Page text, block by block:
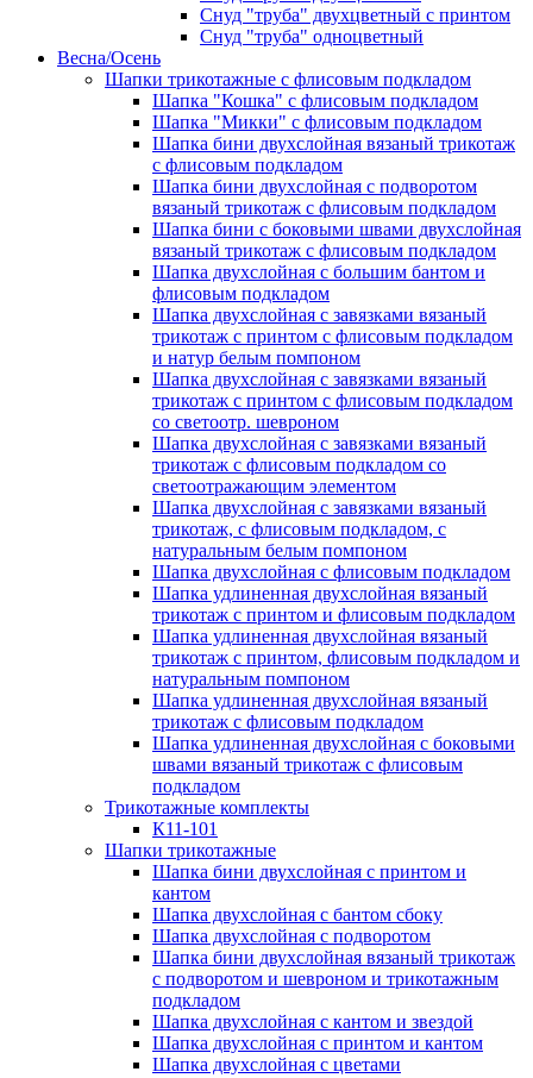
Снуд "труба" двухцветный с принтом
Снуд "труба" одноцветный
Весна/Осень
Шапки трикотажные с флисовым подкладом
Шапка "Кошка" с флисовым подкладом
Шапка "Микки" с флисовым подкладом
Шапка бини двухслойная вязаный трикотаж
с флисовым подкладом
Шапка бини двухслойная с подворотом
вязаный трикотаж с флисовым подкладом
Шапка бини с боковыми швами двухслойная
вязаный трикотаж с флисовым подкладом
Шапка двухслойная с большим бантом и
флисовым подкладом
Шапка двухслойная с завязками вязаный
трикотаж с принтом с флисовым подкладом
и натур белым помпоном
Шапка двухслойная с завязками вязаный
трикотаж с принтом с флисовым подкладом
со светоотр. шевроном
Шапка двухслойная с завязками вязаный
трикотаж с флисовым подкладом со
светоотражающим элементом
Шапка двухслойная с завязками вязаный
трикотаж, с флисовым подкладом, с
натуральным белым помпоном
Шапка двухслойная с флисовым подкладом
Шапка удлиненная двухслойная вязаный
трикотаж с принтом и флисовым подкладом
Шапка удлиненная двухслойная вязаный
трикотаж с принтом, флисовым подкладом и
натуральным помпоном
Шапка удлиненная двухслойная вязаный
трикотаж с флисовым подкладом
Шапка удлиненная двухслойная с боковыми
швами вязаный трикотаж с флисовым
подкладом
Трикотажные комплекты
К11-101
Шапки трикотажные
Шапка бини двухслойная с принтом и
кантом
Шапка двухслойная с бантом сбоку
Шапка двухслойная с подворотом
Шапка бини двухслойная вязаный трикотаж
с подворотом и шевроном и трикотажным
подкладом
Шапка двухслойная с кантом и звездой
Шапка двухслойная с принтом и кантом
Шапка двухслойная с цветами